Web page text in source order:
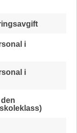
i
i